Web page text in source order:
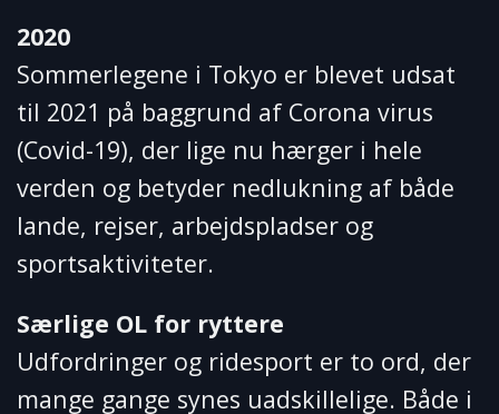
2020
Sommerlegene i Tokyo er blevet udsat
til 2021 på baggrund af Corona virus
(Covid-19), der lige nu hærger i hele
verden og betyder nedlukning af både
lande, rejser, arbejdspladser og
sportsaktiviteter.
Særlige OL for ryttere
Udfordringer og ridesport er to ord, der
mange gange synes uadskillelige. Både i